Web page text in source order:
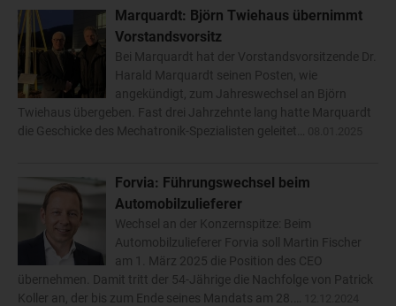
Marquardt: Björn Twiehaus übernimmt
Vorstandsvorsitz
Bei Marquardt hat der Vorstandsvorsitzende Dr.
Harald Marquardt seinen Posten, wie
angekündigt, zum Jahreswechsel an Björn
Twiehaus übergeben. Fast drei Jahrzehnte lang hatte Marquardt
die Geschicke des Mechatronik-Spezialisten geleitet…
Forvia: Führungswechsel beim
Automobilzulieferer
Wechsel an der Konzernspitze: Beim
Automobilzulieferer Forvia soll Martin Fischer
am 1. März 2025 die Position des CEO
übernehmen. Damit tritt der 54-Jährige die Nachfolge von Patrick
Koller an, der bis zum Ende seines Mandats am 28.…